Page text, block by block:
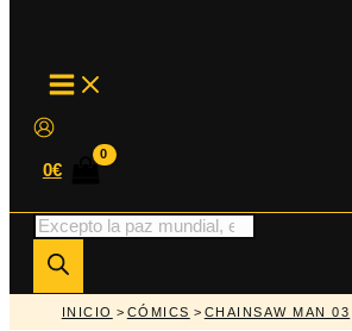
MAIN
MENU
0€
Búsqueda
de
productos
INICIO > CÓMICS > CHAINSAW MAN 03